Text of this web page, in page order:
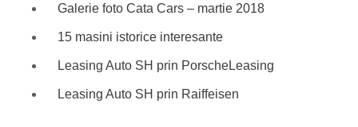
Galerie foto Cata Cars – martie 2018
15 masini istorice interesante
Leasing Auto SH prin PorscheLeasing
Leasing Auto SH prin Raiffeisen